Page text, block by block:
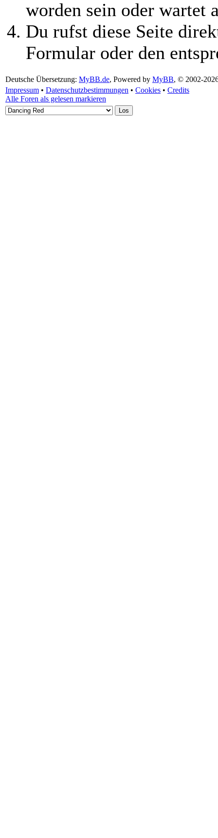
worden sein oder wartet
Du rufst diese Seite
Formular oder den
Deutsche Übersetzung: MyBB.de, Powered by MyBB, © 2002-
Impressum • Datenschutzbestimmungen • Cookies • Credits
Alle Foren als gelesen markieren